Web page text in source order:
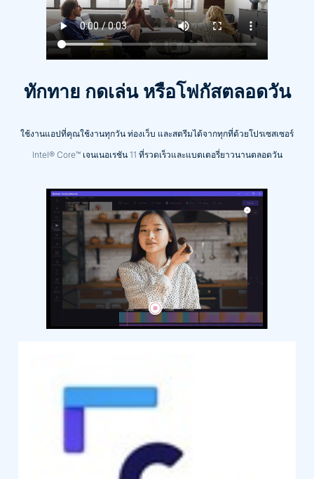
ทักทาย กดเล่น หรือโฟกัสตลอดวัน
ใช้งานแอปที่คุณใช้งานทุกวัน ท่องเว็บ และสตรีมได้จากทุกที่ด้วยโปรเซสเซอร์
Intel® Core™ เจนเนอเรชัน 11 ที่รวดเร็วและแบตเตอรี่ยาวนานตลอดวัน